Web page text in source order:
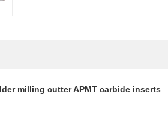
milling cutter APMT carbide inserts